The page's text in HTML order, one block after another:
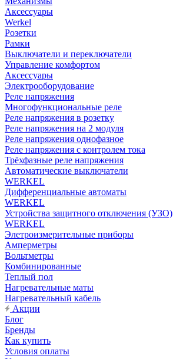
Аксессуары
Werkel
Розетки
Рамки
Выключатели и переключатели
Управление комфортом
Аксессуары
Электрооборудование
Реле напряжения
Многофункциональные реле
Реле напряжения в розетку
Реле напряжения на 2 модуля
Реле напряжения однофазное
Реле напряжения с контролем тока
Трёхфазные реле напряжения
Автоматические выключатели
WERKEL
Дифференциальные автоматы
WERKEL
Устройства защитного отключения (УЗО)
WERKEL
Элетроизмерительные приборы
Амперметры
Вольтметры
Комбинированные
Теплый пол
Нагревательные маты
Нагревательный кабель
Акции
Блог
Бренды
Как купить
Условия оплаты